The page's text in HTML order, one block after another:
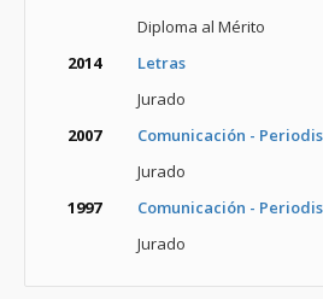
Diploma al Mérito
2014
Letras
Jurado
2007
Comunicación -
Jurado
1997
Comunicación -
Jurado